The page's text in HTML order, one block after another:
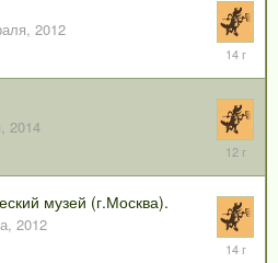
2012
16
2012
2014
24
2014
музей (г.Москва).
2012